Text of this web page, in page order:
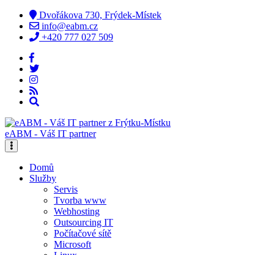
Dvořákova 730, Frýdek-Místek
info@eabm.cz
+420 777 027 509
eABM - Váš IT partner
Domů
Služby
Servis
Tvorba www
Webhosting
Outsourcing IT
Počítačové sítě
Microsoft